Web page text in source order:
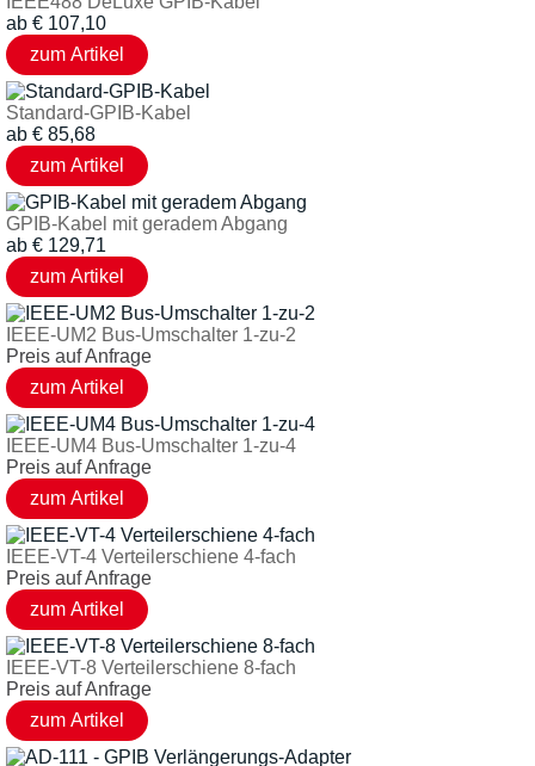
ab € 107,10
Standard-GPIB-Kabel
ab € 85,68
GPIB-Kabel mit geradem Abgang
ab € 129,71
IEEE-UM2 Bus-Umschalter 1-zu-2
Preis auf Anfrage
IEEE-UM4 Bus-Umschalter 1-zu-4
Preis auf Anfrage
IEEE-VT-4 Verteilerschiene 4-fach
Preis auf Anfrage
IEEE-VT-8 Verteilerschiene 8-fach
Preis auf Anfrage